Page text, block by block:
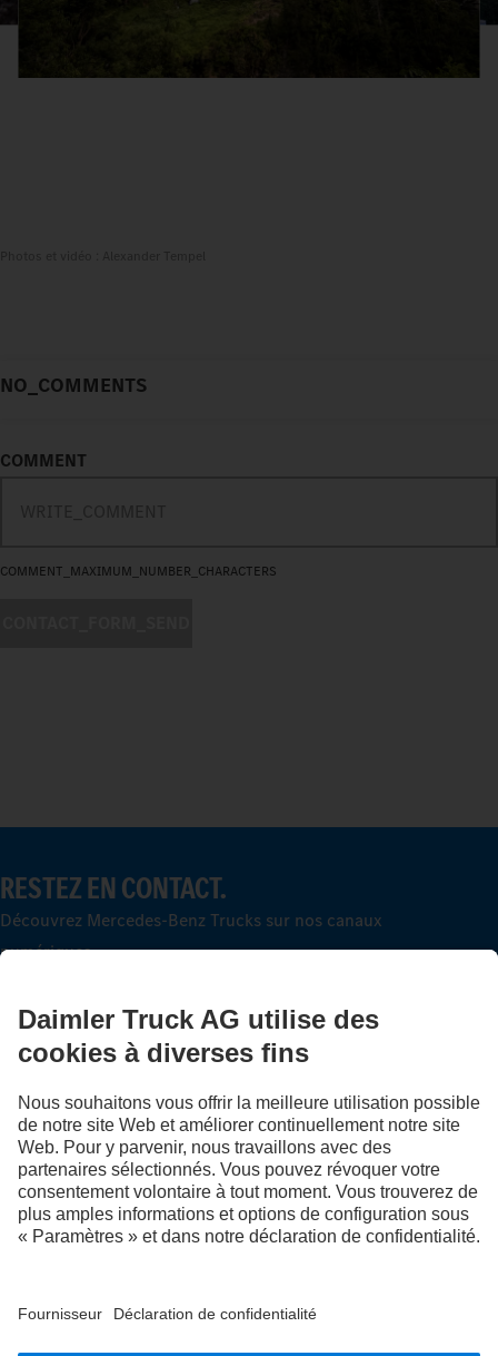
NO_COMMENTS
COMMENT
COMMENT_MAXIMUM_NUMBER_CHARACTERS
RESTEZ EN CONTACT.
Découvrez Mercedes-Benz Trucks sur nos canaux
numériques.
FOLLOW THE ROADSTARS.
Échangez maintenant vos expériences avec d’autres routiers
et routières.